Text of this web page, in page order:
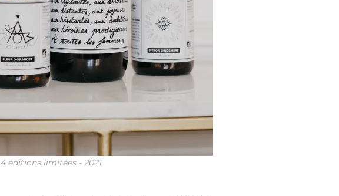
4 éditions limitées - 2021